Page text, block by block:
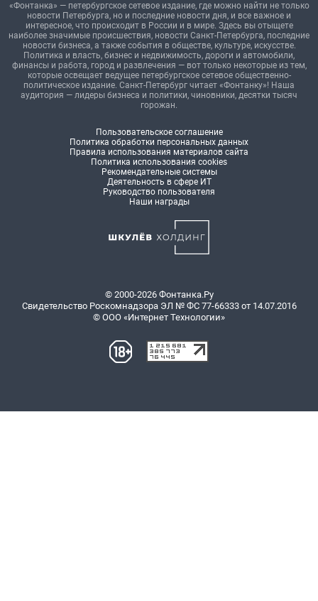
«Фонтанка» — петербургское сетевое издание, где можно найти не только
новости Петербурга, но и последние новости дня, и все важное и
интересное, что происходит в России и в мире. Здесь вы отыщете
наиболее значимые происшествия, новости Санкт-Петербурга, последние
новости бизнеса, а также события в обществе, культуре, искусстве.
Политика и власть, бизнес и недвижимость, дороги и автомобили,
финансы и работа, город и развлечения — вот только некоторые из тем,
которые освещает ведущее петербургское сетевое общественно-
политическое издание. Санкт-Петербург читает «Фонтанку»! Наша
аудитория — лидеры бизнеса и политики, чиновники, десятки тысяч
горожан.
Пользовательское соглашение
Политика обработки персональных данных
Правила использования материалов сайта
Политика использования cookies
Рекомендательные системы
Деятельность в сфере ИТ
Руководство пользователя
Наши награды
© 2000-2026 Фонтанка.Ру
Свидетельство Роскомнадзора ЭЛ № ФС 77-66333 от 14.07.2016
© ООО «Интернет Технологии»